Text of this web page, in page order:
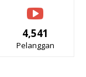
4,541
Pelanggan